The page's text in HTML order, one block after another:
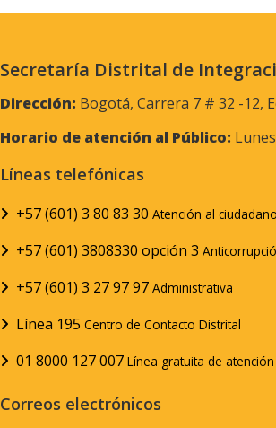
Secretaría Distrital de
Dirección: Bogotá, Carrera 7 # 32 -12,
Horario de atención al Público:
Líneas telefónicas
+57 (601) 3 80 83 30 Atención al
+57 (601) 3808330 opción 3
+57 (601) 3 27 97 97 Administrativa
Línea 195 Centro de Contacto Distrital
01 8000 127 007 Línea gratuita de
Correos electrónicos